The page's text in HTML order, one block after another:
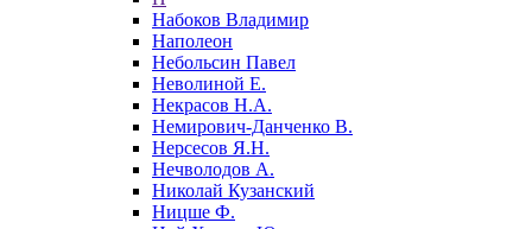
Набоков Владимир
Наполеон
Небольсин Павел
Неволиной Е.
Некрасов Н.А.
Немирович-Данченко В.
Нерсесов Я.Н.
Нечволодов А.
Николай Кузанский
Ницше Ф.